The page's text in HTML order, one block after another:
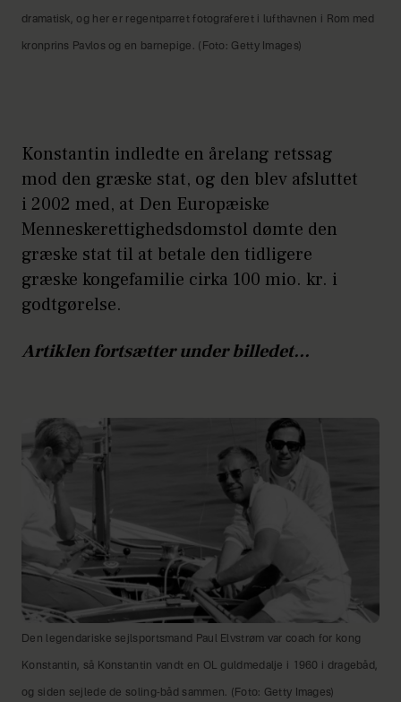
dramatisk, og her er regentparret fotograferet i lufthavnen i Rom med
kronprins Pavlos og en barnepige. (Foto: Getty Images)
Konstantin indledte en årelang retssag
mod den græske stat, og den blev afsluttet
i 2002 med, at Den Europæiske
Menneskerettighedsdomstol dømte den
græske stat til at betale den tidligere
græske kongefamilie cirka 100 mio. kr. i
godtgørelse.
Artiklen fortsætter under billedet...
Den legendariske sejlsportsmand Paul Elvstrøm var coach for kong
Konstantin, så Konstantin vandt en OL guldmedalje i 1960 i dragebåd,
og siden sejlede de soling-båd sammen. (Foto: Getty Images)